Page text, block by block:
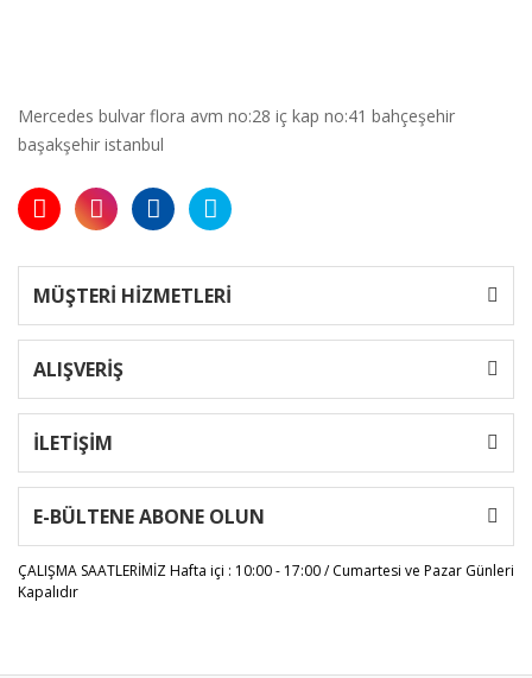
Mercedes bulvar flora avm no:28 iç kap no:41 bahçeşehir
başakşehir istanbul
MÜŞTERİ HİZMETLERİ
ALIŞVERİŞ
İLETİŞİM
E-BÜLTENE ABONE OLUN
ÇALIŞMA SAATLERİMİZHafta içi : 10:00 - 17:00 / Cumartesi ve Pazar Günleri
Kapalıdır